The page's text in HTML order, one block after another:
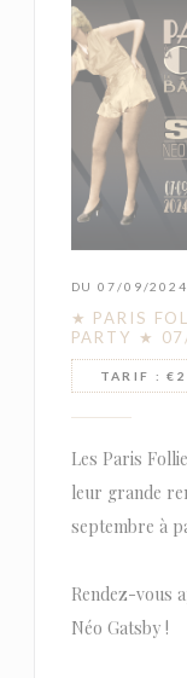
DU 07/09/
★ PARIS
PARTY ★
TARIF :
Les Paris
leur grande
septembre à
Rendez-vous
Néo Gatsby !